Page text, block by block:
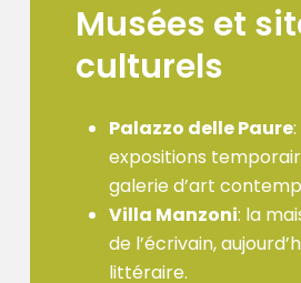
Musées et
culturels
Palazzo delle Paure
expositions
galerie d’art
Villa Manzoni: la
de l’écrivain,
littéraire.